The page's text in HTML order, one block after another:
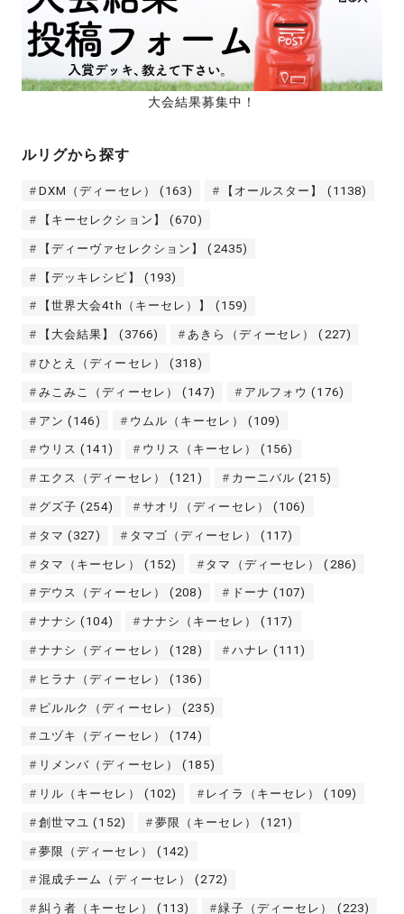
大会結果募集中！
ルリグから探す
DXM（ディーセレ） (163) 【オールスター】 (1138)
【キーセレクション】 (670)
【ディーヴァセレクション】 (2435)
【デッキレシピ】 (193)
【世界大会4th（キーセレ）】 (159)
【大会結果】 (3766) あきら（ディーセレ） (227)
ひとえ（ディーセレ） (318)
みこみこ（ディーセレ） (147) アルフォウ (176)
アン (146) ウムル（キーセレ） (109)
ウリス (141) ウリス（キーセレ） (156)
エクス（ディーセレ） (121) カーニバル (215)
グズ子 (254) サオリ（ディーセレ） (106)
タマ (327) タマゴ（ディーセレ） (117)
タマ（キーセレ） (152) タマ（ディーセレ） (286)
デウス（ディーセレ） (208) ドーナ (107)
ナナシ (104) ナナシ（キーセレ） (117)
ナナシ（ディーセレ） (128) ハナレ (111)
ヒラナ（ディーセレ） (136)
ピルルク（ディーセレ） (235)
ユヅキ（ディーセレ） (174)
リメンバ（ディーセレ） (185)
リル（キーセレ） (102) レイラ（キーセレ） (109)
創世マユ (152) 夢限（キーセレ） (121)
夢限（ディーセレ） (142)
混成チーム（ディーセレ） (272)
糾う者（キーセレ） (113) 緑子（ディーセレ） (223)